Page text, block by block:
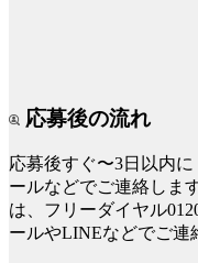
応募後の流れ
応募後すぐ〜3日以内に
ールなどでご連絡します
は、フリーダイヤル
ールやLINEなどでご連